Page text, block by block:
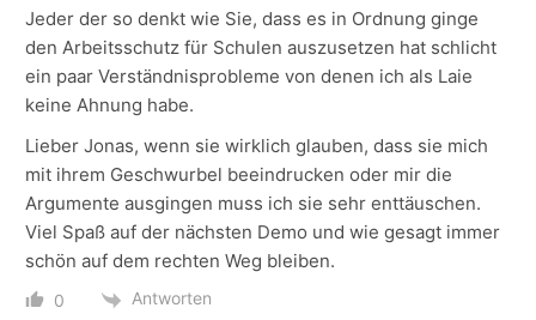
Jeder der so denkt wie Sie, dass es in Ordnung ginge
den Arbeitsschutz für Schulen auszusetzen hat schlicht
ein paar Verständnisprobleme von denen ich als Laie
keine Ahnung habe.
Lieber Jonas, wenn sie wirklich glauben, dass sie mich
mit ihrem Geschwurbel beeindrucken oder mir die
Argumente ausgingen muss ich sie sehr enttäuschen.
Viel Spaß auf der nächsten Demo und wie gesagt immer
schön auf dem rechten Weg bleiben.
0 Antworten